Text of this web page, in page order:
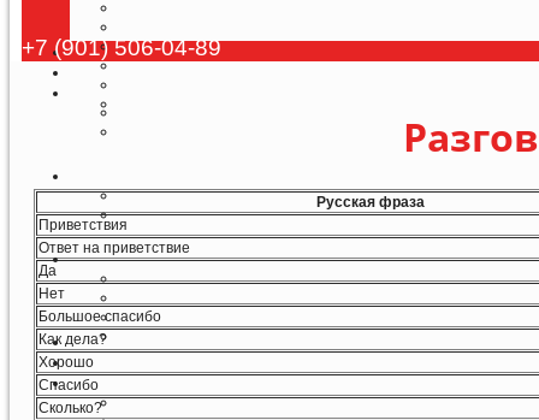
+7 (901) 506-04-89
Русская фраза
Приветствия
Ответ на приветствие
Да
Нет
Большое спасибо
Как дела?
Хорошо
Спасибо
Сколько?